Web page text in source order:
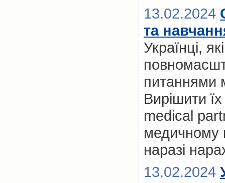
13.02.2024
та
Українці,
питаннями
Вирішити
medical
медичному
наразі
13.02.2024